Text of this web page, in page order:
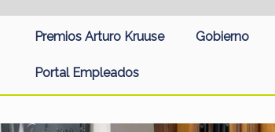
Premios Arturo Kruuse Gobierno
Portal Empleados